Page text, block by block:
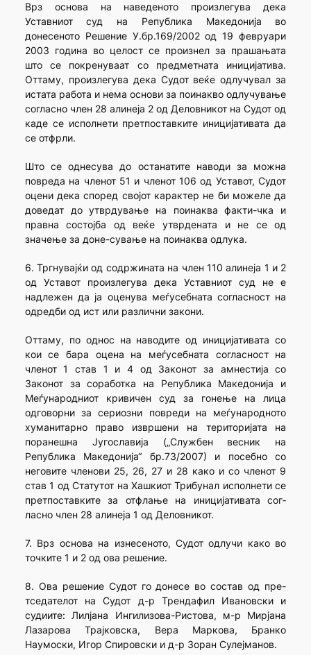
Врз основа на наведеното произлегува дека
Уставниот суд на Република Македонија во
донесеното Решение У.бр.169/2002 од 19 февруари
2003 година во целост се произнел за прашањата
што се покренуваат со предметната иницијатива.
Оттаму, произлегува дека Судот веќе одлучувал за
истата работа и нема основи за поинакво одлучување
согласно член 28 алинеја 2 од Деловникот на Судот од
каде се исполнети претпоставките иницијативата да
се отфрли.
Што се однесува до останатите наводи за можна
повреда на членот 51 и членот 106 од Уставот, Судот
оцени дека според својот карактер не би можеле да
доведат до утврдување на поинаква факти-чка и
правна состојба од веќе утврдената и не се од
значење за доне-сување на поинаква одлука.
6. Тргнувајќи од содржината на член 110 алинеја 1 и 2
од Уставот произлегува дека Уставниот суд не е
надлежен да ја оценува меѓусебната согласност на
одредби од ист или различни закони.
Оттаму, по однос на наводите од иницијативата со
кои се бара оцена на меѓусебната согласност на
членот 1 став 1 и 4 од Зако­нот за амнестија со
Законот за соработка на Република Македонија и
Меѓународниот кривичен суд за гонење на лица
одговорни за сериоз­ни повреди на меѓународното
хуманитарно право извршени на тери­торијата на
поранешна Југославија („Службен весник на
Република Македонија“ бр.73/2007) и посебно со
неговите членови 25, 26, 27 и 28 како и со членот 9
став 1 од Статутот на Хашкиот Трибунал исполнети се
претпоставките за отфлање на иницијативата сог­
ласно член 28 алинеја 1 од Деловникот.
7. Врз основа на изнесеното, Судот одлучи како во
точките 1 и 2 од ова решение.
8. Ова решение Судот го донесе во состав од пре-
тседателот на Судот д-р Трендафил Ивановски и
судиите: Лилјана Ингилизова-Ристова, м-р Мирјана
Лазарова Трајковска, Вера Маркова, Бранко
Наумоски, Игор Спировски и д-р Зоран Сулејманов.